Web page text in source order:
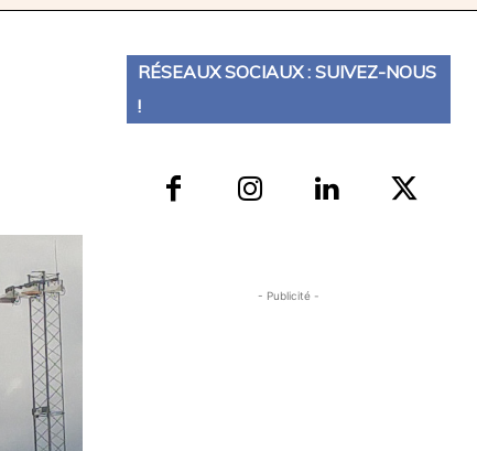
RÉSEAUX SOCIAUX : SUIVEZ-NOUS
!
- Publicité -